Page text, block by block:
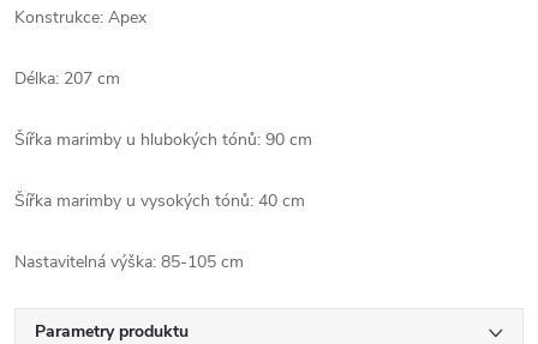
Konstrukce: Apex
Délka: 207 cm
Šířka marimby u hlubokých tónů: 90 cm
Šířka marimby u vysokých tónů: 40 cm
Nastavitelná výška: 85-105 cm
Parametry produktu